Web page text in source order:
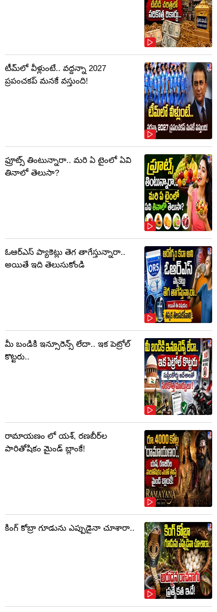
టీమ్‌లో వీళ్లుంటే.. వద్దన్నా 2027
ప్రపంచకప్‌ మనకే వస్తుంది!
ఫ్రూట్స్‌ తింటున్నారా.. మరి ఏ టైంలో ఏవి
తినాలో తెలుసా?
ఓఆర్‌ఎస్‌ ప్యాకెట్లు తెగ తాగేస్తున్నారా..
అయితే ఇది తెలుసుకోండి
మీ బండికి ఇన్సూరెన్స్ లేదా.. ఇక పెట్రోల్
కొట్టరు..
రామాయణం లో యశ్, రణబీర్‌ల
పారితోషికం మైండ్‌ బ్లాంకే!
కింగ్ కోబ్రా గూడును ఎప్పుడైనా చూశారా..